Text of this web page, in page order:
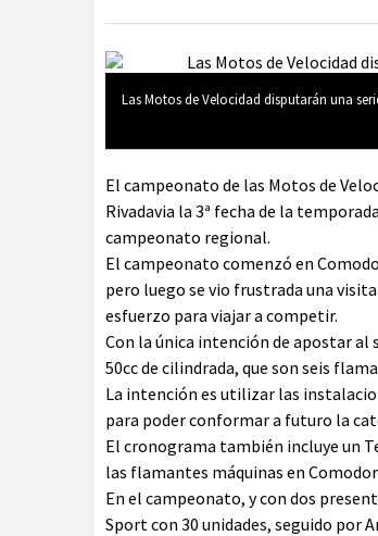
Las Motos de Velocidad disputarán una
El campeonato de las Motos de
Rivadavia la 3ª fecha de la
campeonato regional.
El campeonato comenzó en
pero luego se vio frustrada una
esfuerzo para viajar a competir.
Con la única intención de apostar
50cc de cilindrada, que son seis
La intención es utilizar las
para poder conformar a futuro la
El cronograma también incluye un
las flamantes máquinas en
En el campeonato, y con dos
Sport con 30 unidades, seguido por